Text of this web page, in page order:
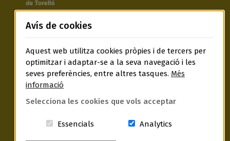
Segueix-nos a:
Avís de cookies
Aquest web utilitza cookies pròpies i de tercers per
optimitzar i adaptar-se a la seva navegació i les
seves preferències, entre altres tasques. Més
informació
Selecciona les cookies que vols acceptar
Essencials Aquestes cookies són essencials
AnalyticsCookies related